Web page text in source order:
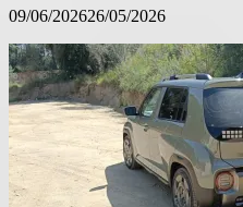
09/06/202626/05/2026